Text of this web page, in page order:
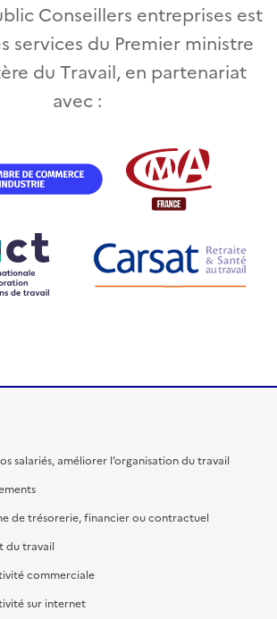
Conseillers entreprises est
services du Premier ministre
du Travail, en partenariat
avec :
salariés, améliorer l’organisation du travail
de trésorerie, financier ou contractuel
du travail
commerciale
sur internet